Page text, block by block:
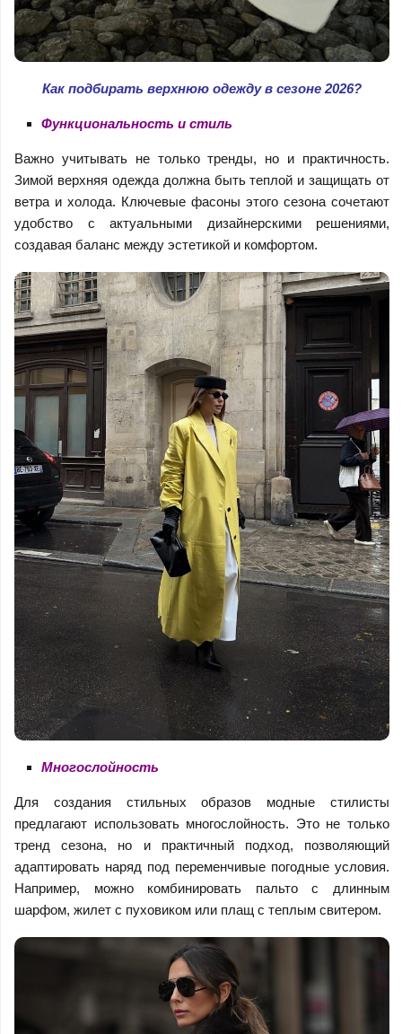
Как подбирать верхнюю одежду в сезоне 2026?
Функциональность и стиль
Важно учитывать не только тренды, но и практичность.
Зимой верхняя одежда должна быть теплой и защищать от
ветра и холода. Ключевые фасоны этого сезона сочетают
удобство с актуальными дизайнерскими решениями,
создавая баланс между эстетикой и комфортом.
Многослойность
Для создания стильных образов модные стилисты
предлагают использовать многослойность. Это не только
тренд сезона, но и практичный подход, позволяющий
адаптировать наряд под переменчивые погодные условия.
Например, можно комбинировать пальто с длинным
шарфом, жилет с пуховиком или плащ с теплым свитером.